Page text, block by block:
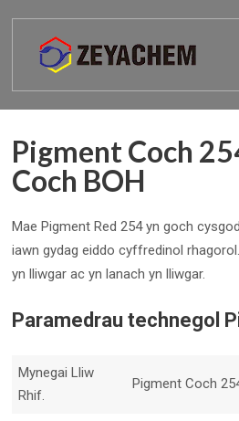
Pigment Coch
Coch BOH
Mae Pigment Red 254 yn goch
iawn gydag eiddo cyffredinol
yn lliwgar ac yn lanach yn lliwgar.
Paramedrau technegol
Mynegai Lliw
Rhif.
Pigment Coch